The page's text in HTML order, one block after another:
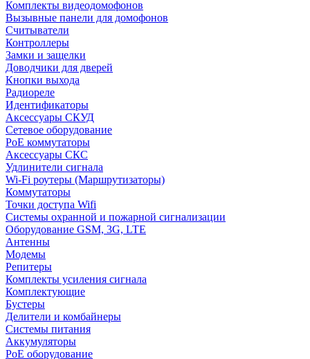
Комплекты видеодомофонов
Вызывные панели для домофонов
Считыватели
Контроллеры
Замки и защелки
Доводчики для дверей
Кнопки выхода
Радиореле
Идентификаторы
Аксессуары СКУД
Сетевое оборудование
PoE коммутаторы
Аксессуары СКС
Удлинители сигнала
Wi-Fi роутеры (Маршрутизаторы)
Коммутаторы
Точки доступа Wifi
Системы охранной и пожарной сигнализации
Оборудование GSM, 3G, LTE
Антенны
Модемы
Репитеры
Комплекты усиления сигнала
Комплектующие
Бустеры
Делители и комбайнеры
Системы питания
Аккумуляторы
PoE оборудование